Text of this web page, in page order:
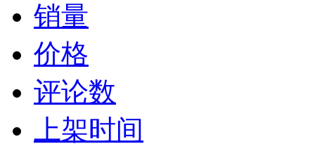
销量
价格
评论数
上架时间